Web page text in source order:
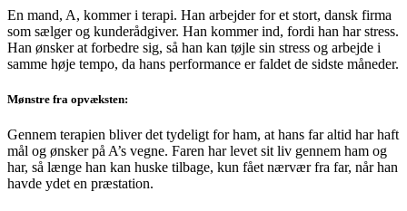
En mand, A, kommer i terapi. Han arbejder for et stort, dansk firma
som sælger og kunderådgiver. Han kommer ind, fordi han har stress.
Han ønsker at forbedre sig, så han kan tøjle sin stress og arbejde i
samme høje tempo, da hans performance er faldet de sidste måneder.
Mønstre fra opvæksten:
Gennem terapien bliver det tydeligt for ham, at hans far altid har haft
mål og ønsker på A’s vegne. Faren har levet sit liv gennem ham og
har, så længe han kan huske tilbage, kun fået nærvær fra far, når han
havde ydet en præstation.